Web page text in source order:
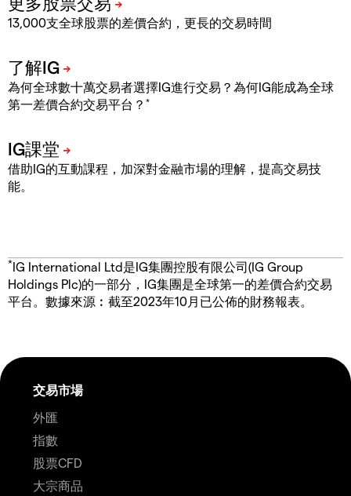
13,000支全球股票的差價合約，更長的交易時間
為何全球數十萬交易者選擇IG進行交易？為何IG能成為全球
第一差價合約交易平台？ *
借助IG的互動課程，加深對金融市場的理解，提高交易技
能。
*IG International Ltd是IG集團控股有限公司(IG Group
Holdings Plc)的一部分，IG集團是全球第一的差價合約交易
平台。數據來源︰截至2023年10月已公佈的財務報表。
交易市場
外匯
指數
股票CFD
大宗商品